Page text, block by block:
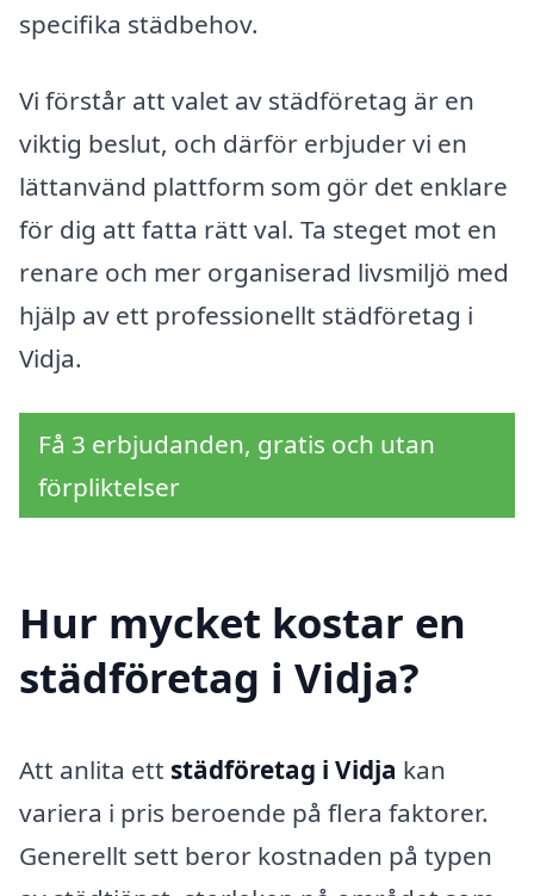
specifika städbehov.
Vi förstår att valet av städföretag är en
viktig beslut, och därför erbjuder vi en
lättanvänd plattform som gör det enklare
för dig att fatta rätt val. Ta steget mot en
renare och mer organiserad livsmiljö med
hjälp av ett professionellt städföretag i
Vidja.
Få 3 erbjudanden, gratis och utan
förpliktelser
Hur mycket kostar en
städföretag i Vidja?
Att anlita ett städföretag i Vidja kan
variera i pris beroende på flera faktorer.
Generellt sett beror kostnaden på typen